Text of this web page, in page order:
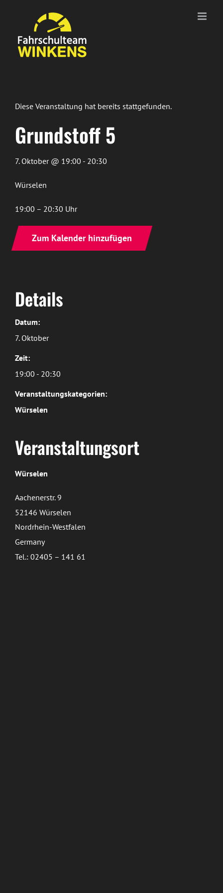
springen
Diese Veranstaltung hat bereits stattgefunden.
Grundstoff 5
7. Oktober @ 19:00 - 20:30
Würselen
19:00 – 20:30 Uhr
Zum Kalender hinzufügen
Details
Datum:
7. Oktober
Zeit:
19:00 - 20:30
Veranstaltungskategorien:
Würselen
Veranstaltungsort
Würselen
Aachenerstr. 9
52146 Würselen
Nordrhein-Westfalen
Germany
Tel.: 02405 – 141 61